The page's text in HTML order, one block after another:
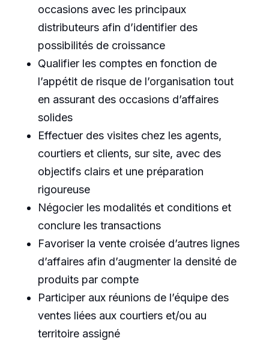
occasions avec les principaux
distributeurs afin d’identifier des
possibilités de croissance
Qualifier les comptes en fonction de
l’appétit de risque de l’organisation tout
en assurant des occasions d’affaires
solides
Effectuer des visites chez les agents,
courtiers et clients, sur site, avec des
objectifs clairs et une préparation
rigoureuse
Négocier les modalités et conditions et
conclure les transactions
Favoriser la vente croisée d’autres lignes
d’affaires afin d’augmenter la densité de
produits par compte
Participer aux réunions de l’équipe des
ventes liées aux courtiers et/ou au
territoire assigné